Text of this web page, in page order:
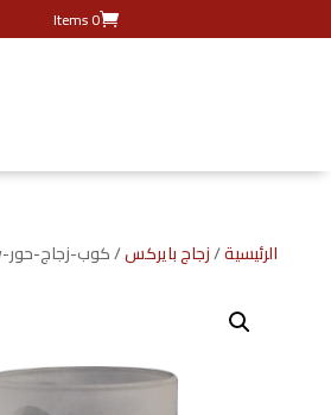
0 Items
الرئيسية/زجاج بايركس/ كوب-زجاج-حور-fmughorw